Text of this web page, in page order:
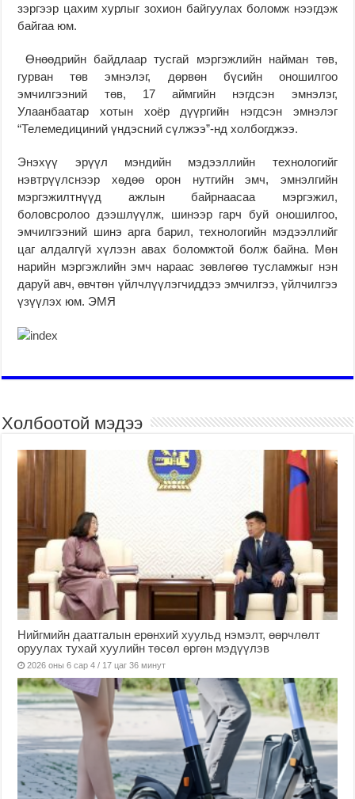
зэргээр цахим хурлыг зохион байгуулах боломж нээгдэж
байгаа юм.
Өнөөдрийн байдлаар тусгай мэргэжлийн найман төв,
гурван төв эмнэлэг, дөрвөн бүсийн оношилгоо
эмчилгээний төв, 17 аймгийн нэгдсэн эмнэлэг,
Улаанбаатар хотын хоёр дүүргийн нэгдсэн эмнэлэг
“Телемедициний үндэсний сүлжээ”-нд холбогджээ.
Энэхүү эрүүл мэндийн мэдээллийн технологийг
нэвтрүүлснээр хөдөө орон нутгийн эмч, эмнэлгийн
мэргэжилтнүүд ажлын байрнаасаа мэргэжил,
боловсролоо дээшлүүлж, шинээр гарч буй оношилгоо,
эмчилгээний шинэ арга барил, технологийн мэдээллийг
цаг алдалгүй хүлээн авах боломжтой болж байна. Мөн
нарийн мэргэжлийн эмч нараас зөвлөгөө тусламжыг нэн
даруй авч, өвчтөн үйлчлүүлэгчиддээ эмчилгээ, үйлчилгээ
үзүүлэх юм. ЭМЯ
Холбоотой мэдээ
Нийгмийн даатгалын ерөнхий хуульд нэмэлт, өөрчлөлт
оруулах тухай хуулийн төсөл өргөн мэдүүлэв
2026 оны 6 сар 4 / 17 цаг 36 минут